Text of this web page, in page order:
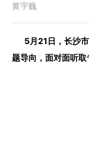
黄宇巍
5月21日，长沙
题导向，面对面听